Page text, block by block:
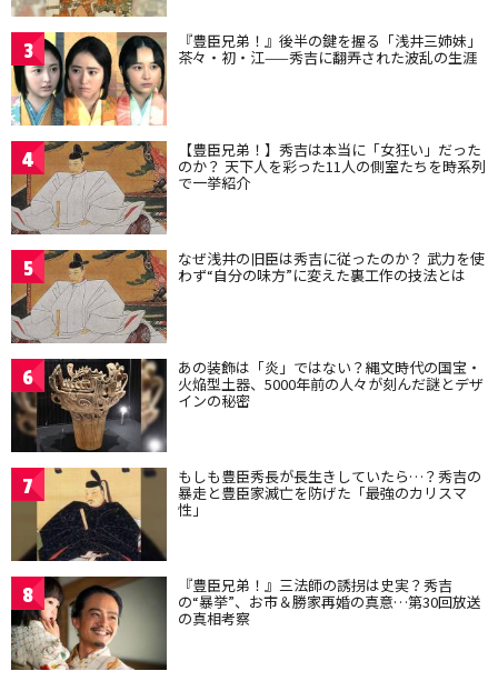
3 『豊臣兄弟！』後半の鍵を握る「浅井三姉妹」
茶々・初・江——秀吉に翻弄された波乱の生涯
4 【豊臣兄弟！】秀吉は本当に「女狂い」だった
のか？ 天下人を彩った11人の側室たちを時系列
で一挙紹介
5 なぜ浅井の旧臣は秀吉に従ったのか？ 武力を使
わず“自分の味方”に変えた裏工作の技法とは
6 あの装飾は「炎」ではない？縄文時代の国宝・
火焔型土器、5000年前の人々が刻んだ謎とデザ
インの秘密
7 もしも豊臣秀長が長生きしていたら…？秀吉の
暴走と豊臣家滅亡を防げた「最強のカリスマ
性」
8 『豊臣兄弟！』三法師の誘拐は史実？秀吉
の“暴挙”、お市＆勝家再婚の真意…第30回放送
の真相考察